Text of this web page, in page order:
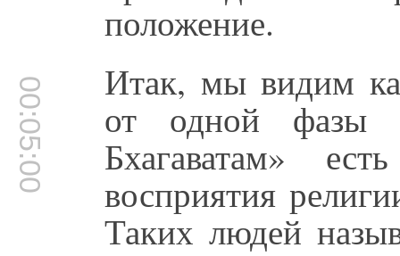
положение.
00:05:00 Итак, мы видим
от одной
Бхагаватам»
восприятия
Таких людей